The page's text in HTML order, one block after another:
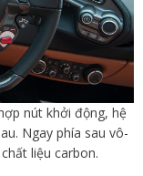
nút khởi động, hệ
Ngay phía sau vô-
liệu carbon.